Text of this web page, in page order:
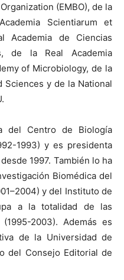
(EMBO), de la
Scientiarum et
Academia de Ciencias
de la Real Academia
of Microbiology, de la
Sciences y de la National
del Centro de Biología
1993) y es presidenta
1997. También lo ha
Biomédica del
y del Instituto de
a la totalidad de las
2003). Además es
de la Universidad de
del Consejo Editorial de